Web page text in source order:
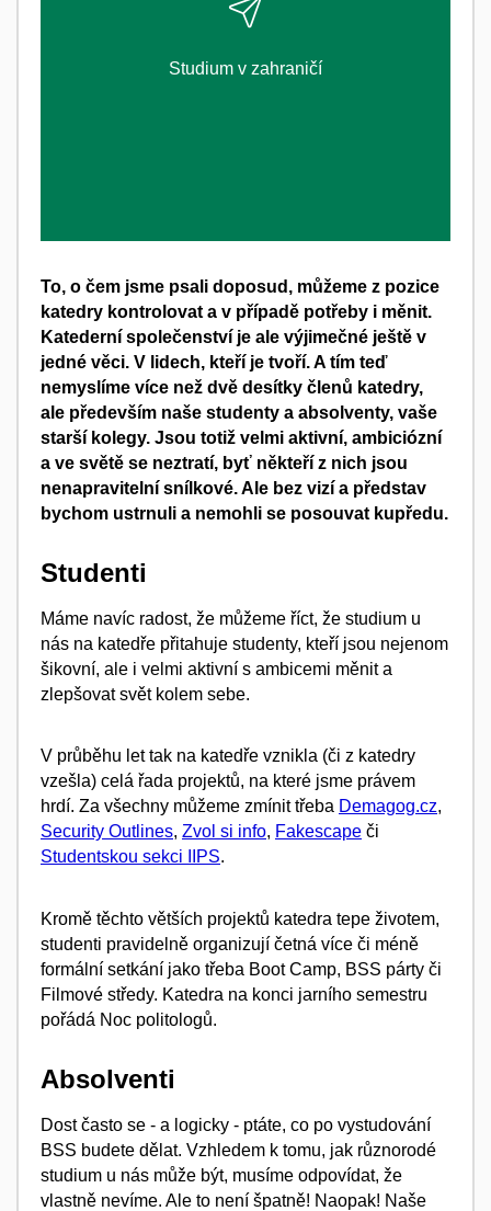
Studium v zahraničí
ZJISTI VÍCE
To, o čem jsme psali doposud, můžeme z pozice
katedry kontrolovat a v případě potřeby i měnit.
Katederní společenství je ale výjimečné ještě v
jedné věci. V lidech, kteří je tvoří. A tím teď
nemyslíme více než dvě desítky členů katedry,
ale především naše studenty a absolventy, vaše
starší kolegy. Jsou totiž velmi aktivní, ambiciózní
a ve světě se neztratí, byť někteří z nich jsou
nenapravitelní snílkové. Ale bez vizí a představ
bychom ustrnuli a nemohli se posouvat kupředu.
Studenti
Máme navíc radost, že můžeme říct, že studium u
nás na katedře přitahuje studenty, kteří jsou nejenom
šikovní, ale i velmi aktivní s ambicemi měnit a
zlepšovat svět kolem sebe.
V průběhu let tak na katedře vznikla (či z katedry
vzešla) celá řada projektů, na které jsme právem
hrdí. Za všechny můžeme zmínit třeba Demagog.cz,
Security Outlines, Zvol si info, Fakescape či
Studentskou sekci IIPS.
Kromě těchto větších projektů katedra tepe životem,
studenti pravidelně organizují četná více či méně
formální setkání jako třeba Boot Camp, BSS párty či
Filmové středy. Katedra na konci jarního semestru
pořádá Noc politologů.
Absolventi
Dost často se - a logicky - ptáte, co po vystudování
BSS budete dělat. Vzhledem k tomu, jak různorodé
studium u nás může být, musíme odpovídat, že
vlastně nevíme. Ale to není špatně! Naopak! Naše